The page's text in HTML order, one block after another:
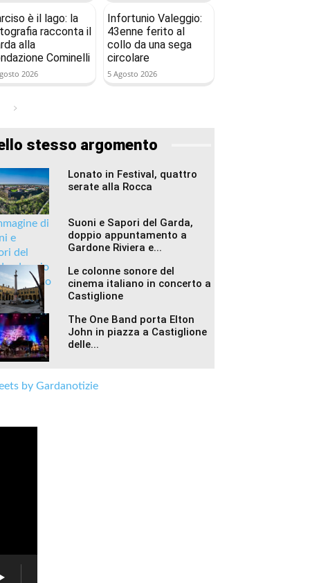
è il lago: la
racconta il
alla
Cominelli
2026
Infortunio Valeggio:
43enne ferito al
collo da una sega
circolare
5 Agosto 2026
stesso argomento
Lonato in Festival, quattro
serate alla Rocca
Suoni e Sapori del Garda,
doppio appuntamento a
Gardone Riviera e...
Le colonne sonore del
cinema italiano in concerto a
Castiglione
The One Band porta Elton
John in piazza a Castiglione
delle...
by Gardanotizie